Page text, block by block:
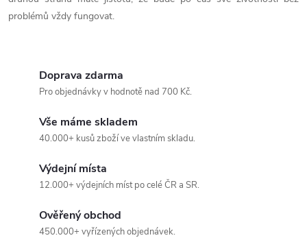
i
problémů vždy fungovat.
Doprava zdarma
Pro objednávky v hodnotě nad 700 Kč.
Vše máme skladem
40.000+ kusů zboží ve vlastním skladu.
Výdejní místa
12.000+ výdejních míst po celé ČR a SR.
Ověřený obchod
450.000+ vyřízených objednávek.